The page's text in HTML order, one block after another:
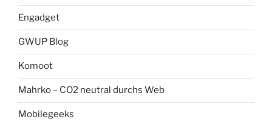
Engadget
GWUP Blog
Komoot
Mahrko – CO2 neutral durchs Web
Mobilegeeks